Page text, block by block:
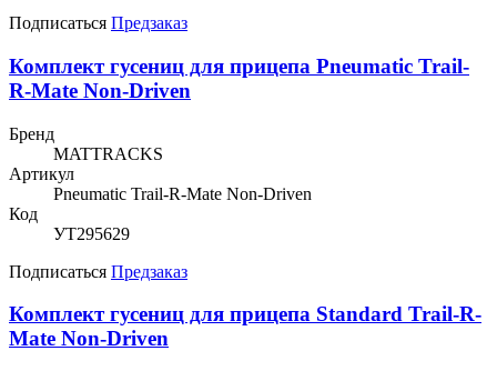
Подписаться Предзаказ
Комплект гусениц для прицепа Pneumatic Trail-
R-Mate Non-Driven
Бренд
MATTRACKS
Артикул
Pneumatic Trail-R-Mate Non-Driven
Код
УТ295629
Подписаться Предзаказ
Комплект гусениц для прицепа Standard Trail-R-
Mate Non-Driven